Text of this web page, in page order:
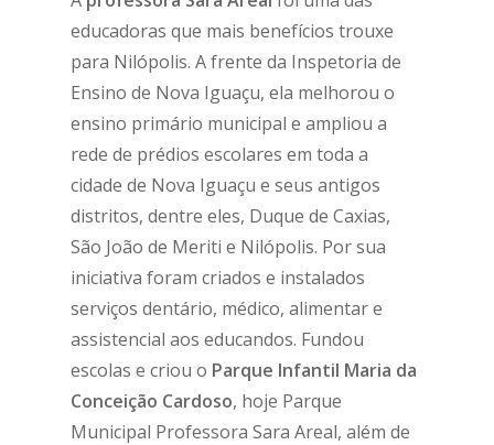
educadoras que mais benefícios trouxe
para Nilópolis. A frente da Inspetoria de
Ensino de Nova Iguaçu, ela melhorou o
ensino primário municipal e ampliou a
rede de prédios escolares em toda a
cidade de Nova Iguaçu e seus antigos
distritos, dentre eles, Duque de Caxias,
São João de Meriti e Nilópolis. Por sua
iniciativa foram criados e instalados
serviços dentário, médico, alimentar e
assistencial aos educandos. Fundou
escolas e criou o Parque Infantil Maria da
Conceição Cardoso, hoje Parque
Municipal Professora Sara Areal, além de